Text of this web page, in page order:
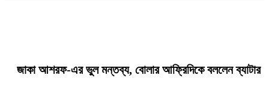
জাকা আশরফ-এর ভুল মন্তব্য, বোলার আফ্রিদিকে বললেন ব্যাটার